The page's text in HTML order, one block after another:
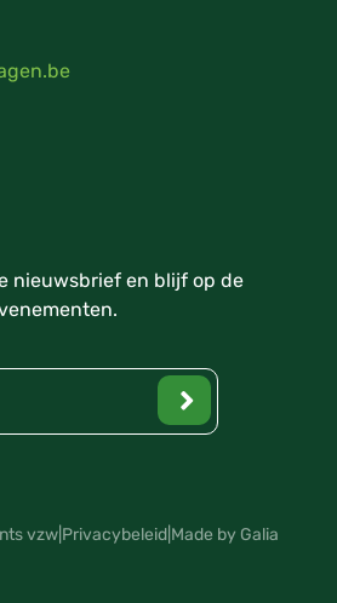
nieuwsbrief en blijf op de
vzw| Privacybeleid| Made by Galia